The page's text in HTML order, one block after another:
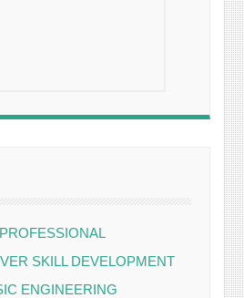
SKILL DEVELOPMENT
ENGINEERING